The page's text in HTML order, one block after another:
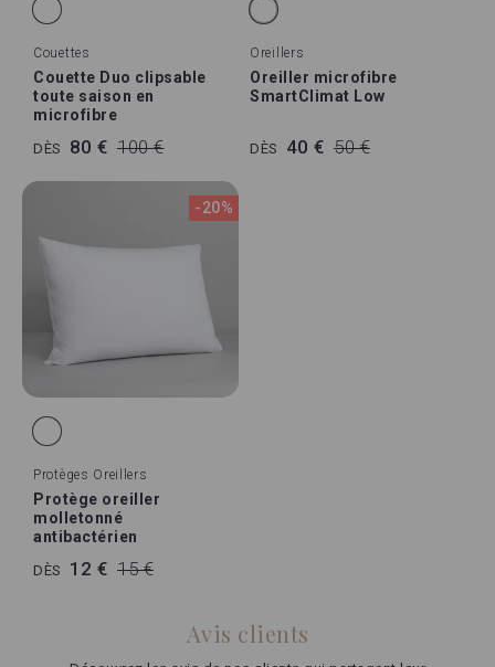
Couettes
Couette Duo clipsable
toute saison en
microfibre
DÈS 80 € 100 €
Oreillers
Oreiller microfibre
SmartClimat Low
DÈS 40 € 50 €
-20%
Protèges Oreillers
Protège oreiller
molletonné
antibactérien
DÈS 12 € 15 €
Avis clients